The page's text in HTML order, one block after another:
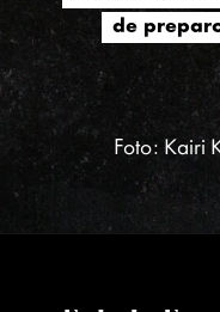
de
de
Foto: Kairi